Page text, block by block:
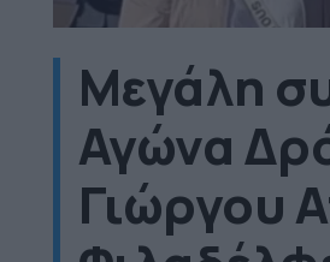
Μεγάλη
Αγώνα
Γιώργου